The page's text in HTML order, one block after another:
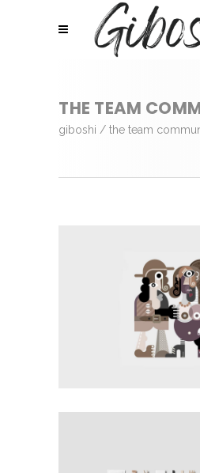
THE TEAM
giboshi / the team